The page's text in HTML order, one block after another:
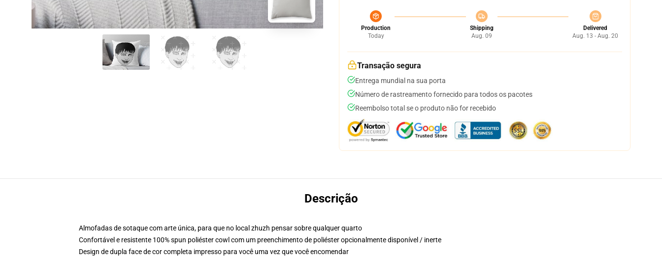
Production
Today
Shipping
Aug. 09
Delivered
Aug. 13 - Aug. 20
Transação segura
Entrega mundial na sua porta
Número de rastreamento fornecido para todos os pacotes
Reembolso total se o produto não for recebido
Descrição
Almofadas de sotaque com arte única, para que no local zhuzh pensar sobre qualquer quarto
Confortável e resistente 100% spun poliéster cowl com um preenchimento de poliéster opcionalmente disponível / inerte
Design de dupla face de cor completa impresso para você uma vez que você encomendar